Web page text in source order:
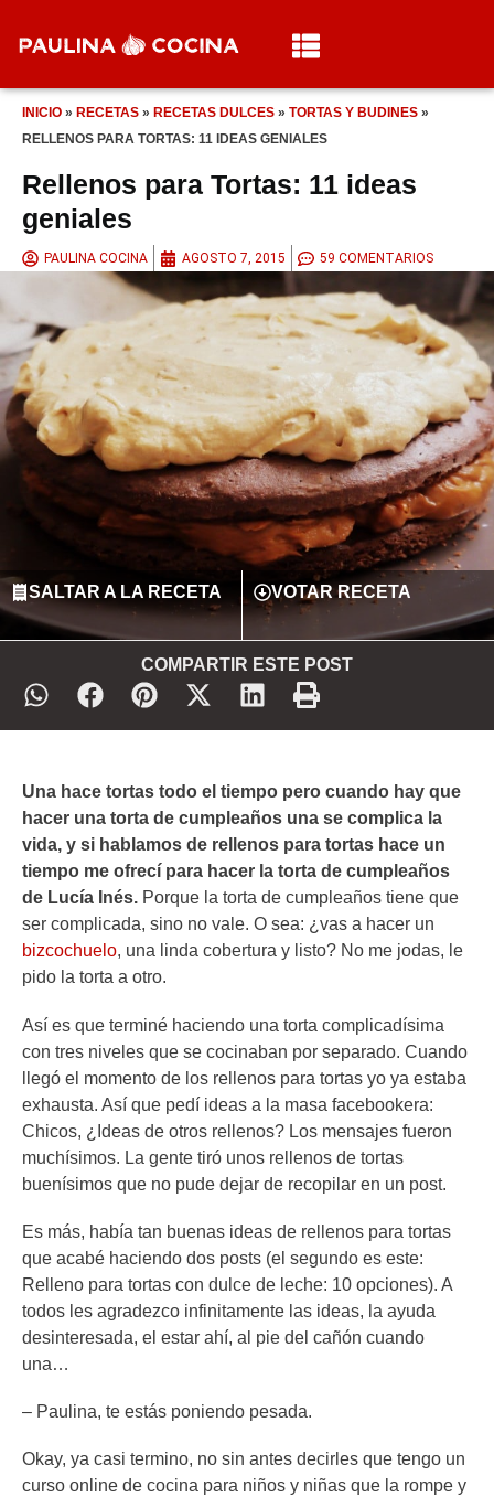
INICIO » RECETAS » RECETAS DULCES » TORTAS Y BUDINES »
RELLENOS PARA TORTAS: 11 IDEAS GENIALES
Rellenos para Tortas: 11 ideas
geniales
PAULINA COCINA AGOSTO 7, 2015 59 COMENTARIOS
SALTAR A LA RECETA VOTAR RECETA
COMPARTIR ESTE POST
Una hace tortas todo el tiempo pero cuando hay que
hacer una torta de cumpleaños una se complica la
vida, y si hablamos de rellenos para tortas hace un
tiempo me ofrecí para hacer la torta de cumpleaños
de Lucía Inés. Porque la torta de cumpleaños tiene que
ser complicada, sino no vale. O sea: ¿vas a hacer un
bizcochuelo, una linda cobertura y listo? No me jodas, le
pido la torta a otro.
Así es que terminé haciendo una torta complicadísima
con tres niveles que se cocinaban por separado. Cuando
llegó el momento de los rellenos para tortas yo ya estaba
exhausta. Así que pedí ideas a la masa facebookera:
Chicos, ¿Ideas de otros rellenos? Los mensajes fueron
muchísimos. La gente tiró unos rellenos de tortas
buenísimos que no pude dejar de recopilar en un post.
Es más, había tan buenas ideas de rellenos para tortas
que acabé haciendo dos posts (el segundo es este:
Relleno para tortas con dulce de leche: 10 opciones). A
todos les agradezco infinitamente las ideas, la ayuda
desinteresada, el estar ahí, al pie del cañón cuando
una…
– Paulina, te estás poniendo pesada.
Okay, ya casi termino, no sin antes decirles que tengo un
curso online de cocina para niños y niñas que la rompe y